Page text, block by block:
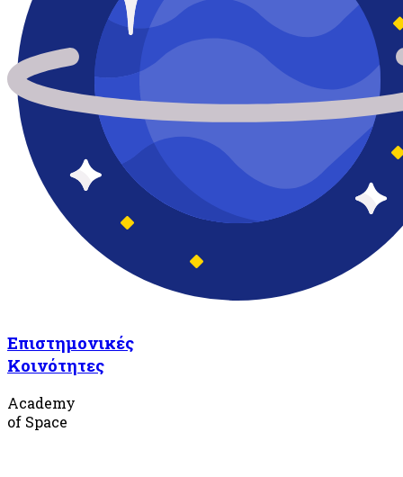
Επιστημονικές
Κοινότητες
Academy
of Space